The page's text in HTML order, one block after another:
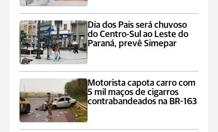
Dia dos Pais será chuvoso
do Centro-Sul ao Leste do
Paraná, prevê Simepar
Motorista capota carro com
5 mil maços de cigarros
contrabandeados na BR-163